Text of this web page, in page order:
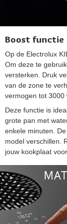
Boost functie
Op de Electrolux
Om deze te
versterken. Druk
van de zone te
vermogen tot 3000
Deze functie is
grote pan met
enkele minuten.
model verschillen.
jouw kookplaat